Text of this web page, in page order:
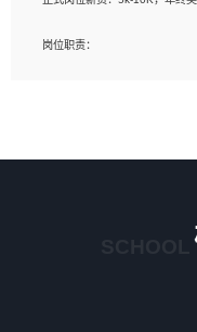
1、艺术设计类相关专业；（其
岗位职责：
2. 熟悉 前端常用框架, 能独立
3. 有良好的代码习惯, 低级错误